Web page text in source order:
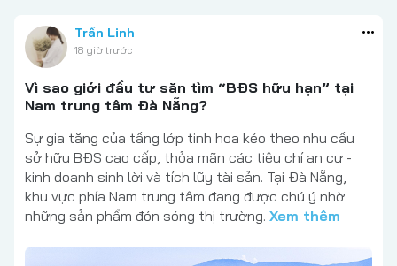
Trần Linh
18 giờ trước
Vì sao giới đầu tư săn tìm “BĐS hữu hạn” tại
Nam trung tâm Đà Nẵng?
Sự gia tăng của tầng lớp tinh hoa kéo theo nhu cầu
sở hữu BĐS cao cấp, thỏa mãn các tiêu chí an cư -
kinh doanh sinh lời và tích lũy tài sản. Tại Đà Nẵng,
khu vực phía Nam trung tâm đang được chú ý nhờ
những sản phẩm đón sóng thị trường. Xem thêm